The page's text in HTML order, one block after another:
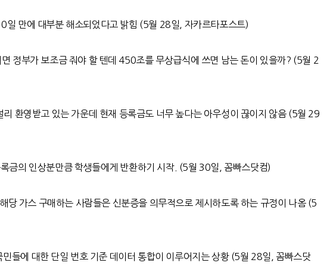
일 만에 대부분 해소되었다고 밝힘 (5월 28일, 자카르타포스트)
정부가 보조금 줘야 할 텐데 450조를 무상급식에 쓰면 남는 돈이 있을까? (5월 2
환영받고 있는 가운데 현재 등록금도 너무 높다는 아우성이 끊이지 않음(5월 29
금의 인상분만큼 학생들에게 반환하기 시작. (5월 30일, 꼼빠스닷컴)
당 가스 구매하는 사람들은 신분증을 의무적으로 제시하도록 하는 규정이 나옴(5
민들에 대한 단일 번호 기준 데이터 통합이 이루어지는 상황(5월 28일, 꼼빠스닷